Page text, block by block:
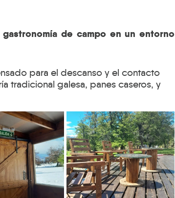
de campo en un entorno
para el descanso y el contacto
tradicional galesa, panes caseros, y